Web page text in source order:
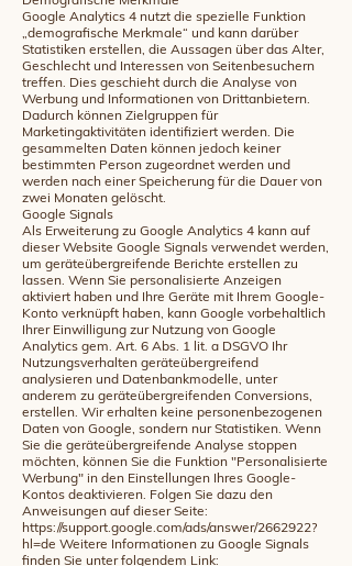
Google Analytics 4 nutzt die spezielle Funktion
„demografische Merkmale“ und kann darüber
Statistiken erstellen, die Aussagen über das Alter,
Geschlecht und Interessen von Seitenbesuchern
treffen. Dies geschieht durch die Analyse von
Werbung und Informationen von Drittanbietern.
Dadurch können Zielgruppen für
Marketingaktivitäten identifiziert werden. Die
gesammelten Daten können jedoch keiner
bestimmten Person zugeordnet werden und
werden nach einer Speicherung für die Dauer von
zwei Monaten gelöscht.
Google Signals
Als Erweiterung zu Google Analytics 4 kann auf
dieser Website Google Signals verwendet werden,
um geräteübergreifende Berichte erstellen zu
lassen. Wenn Sie personalisierte Anzeigen
aktiviert haben und Ihre Geräte mit Ihrem Google-
Konto verknüpft haben, kann Google vorbehaltlich
Ihrer Einwilligung zur Nutzung von Google
Analytics gem. Art. 6 Abs. 1 lit. a DSGVO Ihr
Nutzungsverhalten geräteübergreifend
analysieren und Datenbankmodelle, unter
anderem zu geräteübergreifenden Conversions,
erstellen. Wir erhalten keine personenbezogenen
Daten von Google, sondern nur Statistiken. Wenn
Sie die geräteübergreifende Analyse stoppen
möchten, können Sie die Funktion "Personalisierte
Werbung" in den Einstellungen Ihres Google-
Kontos deaktivieren. Folgen Sie dazu den
Anweisungen auf dieser Seite:
https://support.google.com/ads/answer/2662922?
hl=de Weitere Informationen zu Google Signals
finden Sie unter folgendem Link: